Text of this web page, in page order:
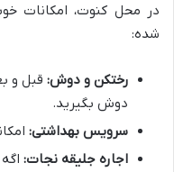
در محل کنوت، امکانات
شده:
رختکن و دوش: قبل و
دوش بگیرید.
سرویس بهداشتی:
اجاره جلیقه نجات: